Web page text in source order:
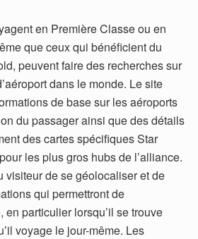
en Première Classe ou en
que ceux qui bénéficient du
peuvent faire des recherches sur
dans le monde. Le site
de base sur les aéroports
du passager ainsi que des détails
des cartes spécifiques Star
les plus gros hubs de l’alliance.
visiteur de se géolocaliser et de
qui permettront de
particulier lorsqu’il se trouve
voyage le jour-même. Les